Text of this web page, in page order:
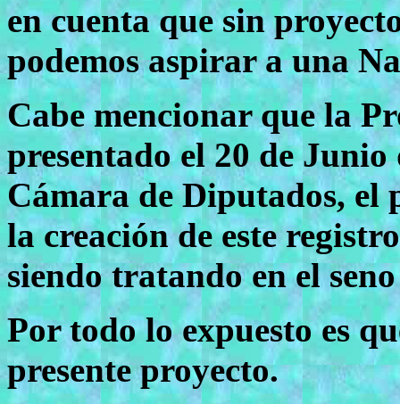
en cuenta que sin
podemos aspirar a una
Cabe mencionar que la
presentado el 20 de
Cámara de Diputados, el
la creación de este
siendo tratando en el
Por todo lo expuesto es
presente proyecto.